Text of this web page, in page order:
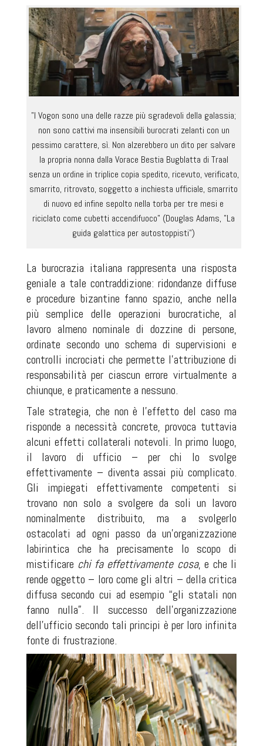
"I Vogon sono una delle razze più sgradevoli della galassia;
non sono cattivi ma insensibili burocrati zelanti con un
pessimo carattere, sì. Non alzerebbero un dito per salvare
la propria nonna dalla Vorace Bestia Bugblatta di Traal
senza un ordine in triplice copia spedito, ricevuto, verificato,
smarrito, ritrovato, soggetto a inchiesta ufficiale, smarrito
di nuovo ed infine sepolto nella torba per tre mesi e
riciclato come cubetti accendifuoco" (Douglas Adams, "La
guida galattica per autostoppisti")
La burocrazia italiana rappresenta una risposta
geniale a tale contraddizione: ridondanze diffuse
e procedure bizantine fanno spazio, anche nella
più semplice delle operazioni burocratiche, al
lavoro almeno nominale di dozzine di persone,
ordinate secondo uno schema di supervisioni e
controlli incrociati che permette l'attribuzione di
responsabilità per ciascun errore virtualmente a
chiunque, e praticamente a nessuno.
Tale strategia, che non è l'effetto del caso ma
risponde a necessità concrete, provoca tuttavia
alcuni effetti collaterali notevoli. In primo luogo,
il lavoro di ufficio – per chi lo svolge
effettivamente – diventa assai più complicato.
Gli impiegati effettivamente competenti si
trovano non solo a svolgere da soli un lavoro
nominalmente distribuito, ma a svolgerlo
ostacolati ad ogni passo da un'organizzazione
labirintica che ha precisamente lo scopo di
mistificare chi fa effettivamente cosa, e che li
rende oggetto – loro come gli altri – della critica
diffusa secondo cui ad esempio “gli statali non
fanno nulla”. Il successo dell'organizzazione
dell'ufficio secondo tali principi è per loro infinita
fonte di frustrazione.